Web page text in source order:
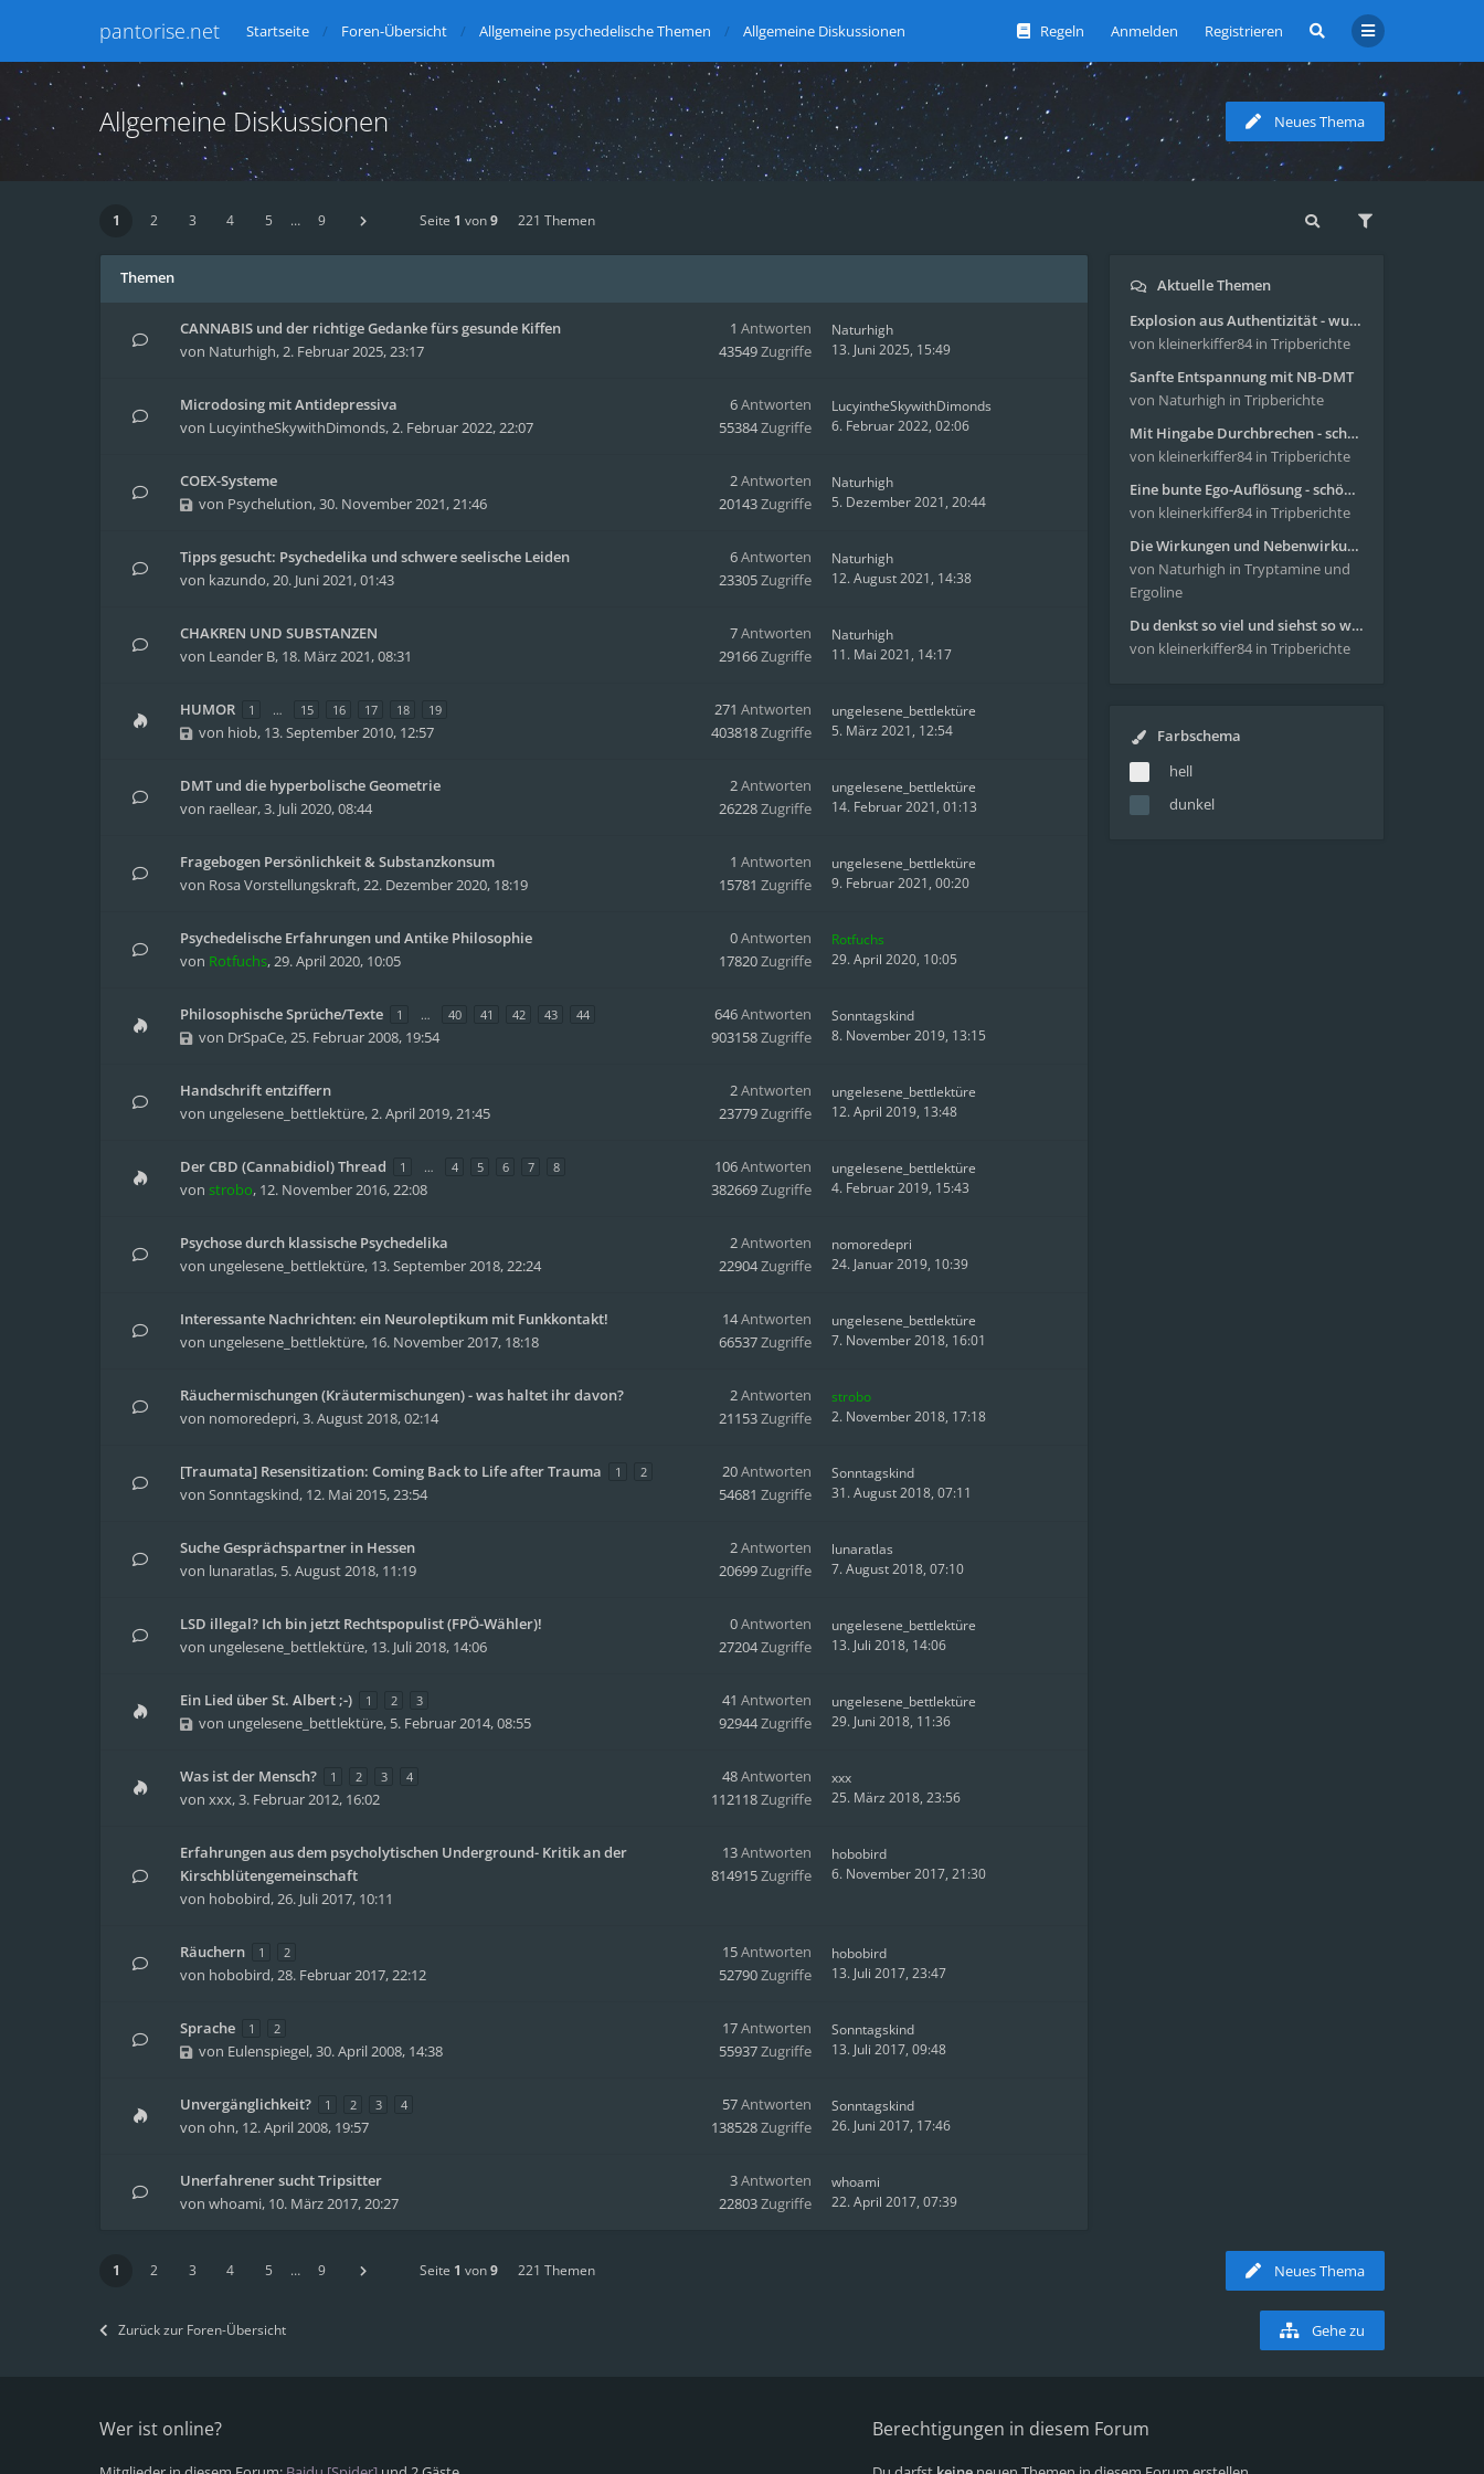
pantorise.net Regeln Anmelden Registrieren
Startseite Foren-Übersicht Allgemeine psychedelische Themen Allgemeine Diskussionen
Allgemeine Diskussionen Neues Thema
1 2 3 4 5 … 9 Seite 1 von9 221 Themen
Themen
CANNABIS und der richtige Gedanke fürs gesunde Kiffen
von Naturhigh,2. Februar 2025, 23:17
1 Antworten
43549Zugriffe
Naturhigh
13. Juni 2025, 15:49
Microdosing mit Antidepressiva
von LucyintheSkywithDimonds,2. Februar 2022, 22:07
6Antworten
55384Zugriffe
LucyintheSkywithDimonds
6. Februar 2022, 02:06
COEX-Systeme
von Psychelution,30. November 2021, 21:46
2Antworten
20143Zugriffe
Naturhigh
5. Dezember 2021, 20:44
Tipps gesucht: Psychedelika und schwere seelische Leiden
von kazundo,20. Juni 2021, 01:43
6Antworten
23305Zugriffe
Naturhigh
12. August 2021, 14:38
CHAKREN UND SUBSTANZEN
von Leander B, 18. März 2021, 08:31
7Antworten
29166Zugriffe
Naturhigh
11. Mai 2021, 14:17
HUMOR 1 … 15 16 17 18 19
von hiob, 13. September 2010, 12:57
271 Antworten
403818Zugriffe
ungelesene_bettlektüre
5. März 2021, 12:54
DMT und die hyperbolische Geometrie
von raellear,3. Juli 2020, 08:44
2Antworten
26228Zugriffe
ungelesene_bettlektüre
14. Februar 2021, 01:13
Fragebogen Persönlichkeit & Substanzkonsum
von Rosa Vorstellungskraft,22. Dezember 2020, 18:19
1 Antworten
15781 Zugriffe
ungelesene_bettlektüre
9. Februar 2021, 00:20
Psychedelische Erfahrungen und Antike Philosophie
von Rotfuchs,29. April 2020, 10:05
0Antworten
17820Zugriffe
Rotfuchs
29. April 2020, 10:05
Philosophische Sprüche/Texte 1 … 40 41 42 43 44
von DrSpaCe,25. Februar 2008, 19:54
646Antworten
903158Zugriffe
Sonntagskind
8. November 2019, 13:15
Handschrift entziffern
von ungelesene_bettlektüre,2. April 2019, 21:45
2Antworten
23779Zugriffe
ungelesene_bettlektüre
12. April 2019, 13:48
Der CBD (Cannabidiol) Thread 1 … 4 5 6 7 8
von strobo, 12. November 2016, 22:08
106Antworten
382669Zugriffe
ungelesene_bettlektüre
4. Februar 2019, 15:43
Psychose durch klassische Psychedelika
von ungelesene_bettlektüre, 13. September 2018, 22:24
2Antworten
22904Zugriffe
nomoredepri
24. Januar 2019, 10:39
Interessante Nachrichten: ein Neuroleptikum mit Funkkontakt!
von ungelesene_bettlektüre, 16. November 2017, 18:18
14Antworten
66537Zugriffe
ungelesene_bettlektüre
7. November 2018, 16:01
Räuchermischungen (Kräutermischungen) - was haltet ihr davon?
von nomoredepri,3. August 2018, 02:14
2Antworten
21153Zugriffe
strobo
2. November 2018, 17:18
[Traumata] Resensitization: Coming Back to Life after Trauma 1 2
von Sonntagskind, 12. Mai 2015, 23:54
20Antworten
54681 Zugriffe
Sonntagskind
31. August 2018, 07:11
Suche Gesprächspartner in Hessen
von lunaratlas, 5. August 2018, 11:19
2Antworten
20699Zugriffe
lunaratlas
7. August 2018, 07:10
LSD illegal? Ich bin jetzt Rechtspopulist (FPÖ-Wähler)!
von ungelesene_bettlektüre, 13. Juli 2018, 14:06
0Antworten
27204Zugriffe
ungelesene_bettlektüre
13. Juli 2018, 14:06
Ein Lied über St. Albert ;-) 1 2 3
von ungelesene_bettlektüre, 5. Februar 2014, 08:55
41 Antworten
92944Zugriffe
ungelesene_bettlektüre
29. Juni 2018, 11:36
Was ist der Mensch? 1 2 3 4
von xxx,3. Februar 2012, 16:02
48Antworten
112118Zugriffe
xxx
25. März 2018, 23:56
Erfahrungen aus dem psycholytischen Underground- Kritik an der
Kirschblütengemeinschaft
von hobobird,26. Juli 2017, 10:11
13Antworten
814915Zugriffe
hobobird
6. November 2017, 21:30
Räuchern 1 2
von hobobird,28. Februar 2017, 22:12
15Antworten
52790Zugriffe
hobobird
13. Juli 2017, 23:47
Sprache 1 2
von Eulenspiegel,30. April 2008, 14:38
17Antworten
55937Zugriffe
Sonntagskind
13. Juli 2017, 09:48
Unvergänglichkeit? 1 2 3 4
von ohn, 12. April 2008, 19:57
57Antworten
138528Zugriffe
Sonntagskind
26. Juni 2017, 17:46
Unerfahrener sucht Tripsitter
von whoami, 10. März 2017, 20:27
3Antworten
22803Zugriffe
whoami
22. April 2017, 07:39
Aktuelle Themen
Explosion aus Authentizität - wunderbare Reise mit 4g Pilze
von kleinerkiffer84 in Tripberichte
Sanfte Entspannung mit NB-DMT
von Naturhigh in Tripberichte
Mit Hingabe Durchbrechen - schöne Reise mit 4g Pilze
von kleinerkiffer84 in Tripberichte
Eine bunte Ego-Auflösung - schöne Reise mit 4-AcO-DMT
von kleinerkiffer84 in Tripberichte
Die Wirkungen und Nebenwirkungen von LSD
von Naturhigh in Tryptamine und
Ergoline
Du denkst so viel und siehst so wenig - wunderbare Reise mit 4g Pilze
von kleinerkiffer84 in Tripberichte
Farbschema
hell
dunkel
Neues Thema
1 2 3 4 5 … 9 Seite 1 von9 221 Themen
Zurück zur Foren-Übersicht Gehe zu
Berechtigungen in diesem Forum
Wer ist online?